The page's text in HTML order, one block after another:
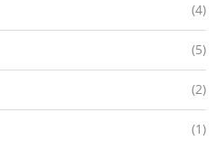
(4)
(5)
(2)
(1)